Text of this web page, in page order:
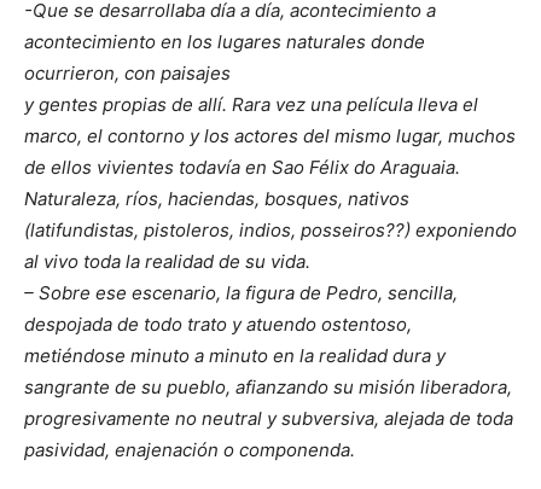
-Que se desarrollaba día a día, acontecimiento a
acontecimiento en los lugares naturales donde
ocurrieron, con paisajes
y gentes propias de allí. Rara vez una película lleva el
marco, el contorno y los actores del mismo lugar, muchos
de ellos vivientes todavía en Sao Félix do Araguaia.
Naturaleza, ríos, haciendas, bosques, nativos
(latifundistas, pistoleros, indios, posseiros??) exponiendo
al vivo toda la realidad de su vida.
– Sobre ese escenario, la figura de Pedro, sencilla,
despojada de todo trato y atuendo ostentoso,
metiéndose minuto a minuto en la realidad dura y
sangrante de su pueblo, afianzando su misión liberadora,
progresivamente no neutral y subversiva, alejada de toda
pasividad, enajenación o componenda.